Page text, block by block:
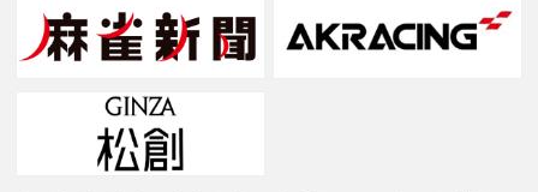
このチャンネルでは、スリムの使い心地や特徴、便利なポイン
ト、実際の稼働シーンなどを紹介。
方にも役立つ内容を発信していきます。
「家で麻雀を打つってどんな感じ？」